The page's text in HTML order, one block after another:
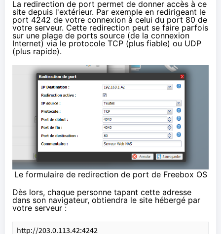
La redirection de port permet de donner accès à ce
site depuis l'extérieur. Par exemple en redirigeant le
port 4242 de votre connexion à celui du port 80 de
votre serveur. Cette redirection peut se faire parfois
sur une plage de ports source (de la connexion
Internet) via le protocole TCP (plus fiable) ou UDP
(plus rapide).
Le formulaire de redirection de port de Freebox OS
Dès lors, chaque personne tapant cette adresse
dans son navigateur, obtiendra le site hébergé par
votre serveur :
http://203.0.113.42:4242